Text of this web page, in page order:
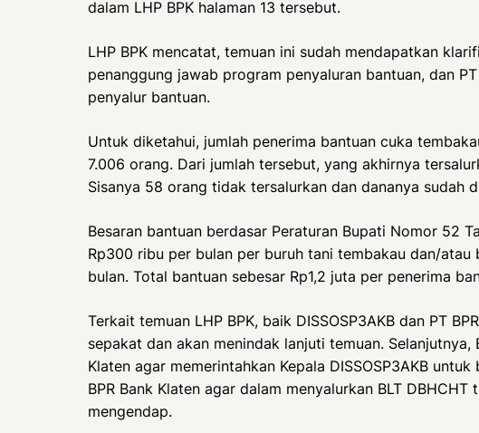
dalam LHP BPK halaman 13 tersebut.
LHP BPK mencatat, temuan ini sudah mendapatkan
penanggung jawab program penyaluran bantuan, dan
penyalur bantuan.
Untuk diketahui, jumlah penerima bantuan cuka
7.006 orang. Dari jumlah tersebut, yang akhirnya
Sisanya 58 orang tidak tersalurkan dan dananya sudah
Besaran bantuan berdasar Peraturan Bupati Nomor 52
Rp300 ribu per bulan per buruh tani tembakau dan/
bulan. Total bantuan sebesar Rp1,2 juta per penerima
Terkait temuan LHP BPK, baik DISSOSP3AKB dan PT
sepakat dan akan menindak lanjuti temuan. Selanjutnya,
Klaten agar memerintahkan Kepala DISSOSP3AKB
BPR Bank Klaten agar dalam menyalurkan BLT
mengendap.